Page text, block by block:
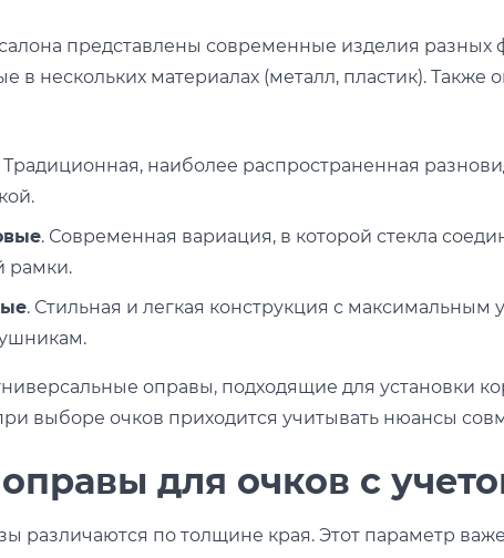
представлены современные изделия
в нескольких материалах (металл, пластик).
Традиционная, наиболее распространенная
. Современная вариация, в которой стекла
рамки.
. Стильная и легкая конструкция с максимальным
оправы, подходящие для установки
выборе очков приходится учитывать нюансы
для очков с
различаются по толщине края. Этот параметр